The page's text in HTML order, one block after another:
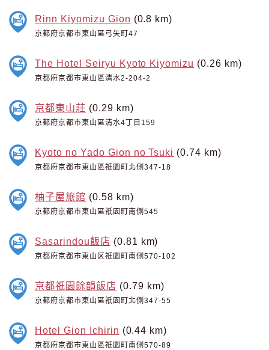
Rinn Kiyomizu Gion (0.8 km)
京都府京都市東山區弓矢町47
The Hotel Seiryu Kyoto Kiyomizu (0.26 km)
京都府京都市東山區清水2-204-2
京都東山莊 (0.29 km)
京都府京都市東山區清水4丁目159
Kyoto no Yado Gion no Tsuki (0.74 km)
京都府京都市東山區祇園町北側347-18
柚子屋旅館 (0.58 km)
京都府京都市東山區祇園町南側545
Sasarindou飯店 (0.81 km)
京都府京都市東山区祇園町南側570-102
京都祇園餘韻飯店 (0.79 km)
京都府京都市東山區祇園町北側347-55
Hotel Gion Ichirin (0.44 km)
京都府京都市東山區祇園町南側570-89